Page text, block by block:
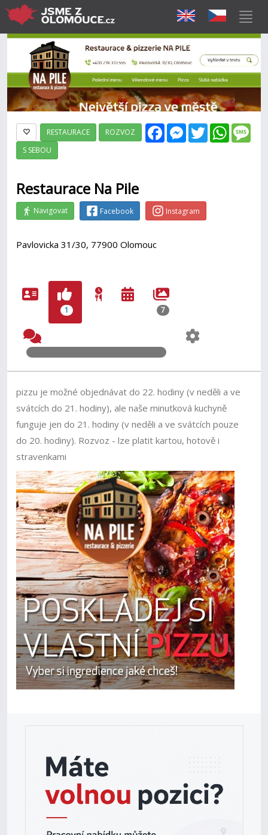
FacebookMessenger
Twitter
RESTAURACE
ROZVOZ
S SEBOU
Restaurace Na Pile
Navigovat Facebook Instagram
Pavlovicka 31/30, 77900 Olomouc
1 7
pizzu je možné objednávat do 22. hodiny (v neděli a ve
svátcích do 21. hodiny), ale naše minutková kuchyně
funguje jen do 21. hodiny (v neděli a ve svátcích pouze
do 20. hodiny). Rozvoz - lze platit kartou, hotově i
stravenkami